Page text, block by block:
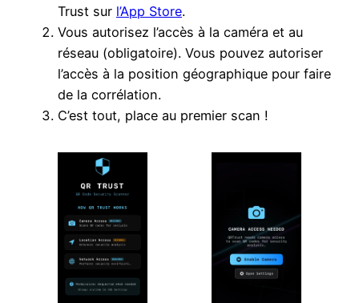
Trust sur l’App Store.
Vous autorisez l’accès à la caméra et au
réseau (obligatoire). Vous pouvez autoriser
l’accès à la position géographique pour faire
de la corrélation.
C’est tout, place au premier scan !